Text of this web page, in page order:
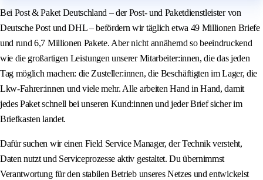
Bei Post & Paket Deutschland – der Post- und Paketdienstleister von
Deutsche Post und DHL – befördern wir täglich etwa 49 Millionen Briefe
und rund 6,7 Millionen Pakete. Aber nicht annähernd so beeindruckend
wie die großartigen Leistungen unserer Mitarbeiter:innen, die das jeden
Tag möglich machen: die Zusteller:innen, die Beschäftigten im Lager, die
Lkw-Fahrer:innen und viele mehr. Alle arbeiten Hand in Hand, damit
jedes Paket schnell bei unseren Kund:innen und jeder Brief sicher im
Briefkasten landet.
Dafür suchen wir einen Field Service Manager, der Technik versteht,
Daten nutzt und Serviceprozesse aktiv gestaltet. Du übernimmst
Verantwortung für den stabilen Betrieb unseres Netzes und entwickelst